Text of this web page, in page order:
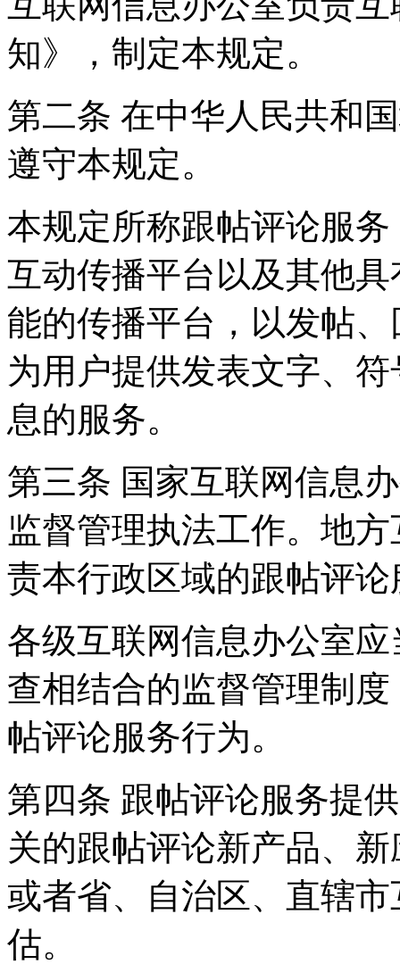
知》，制定本规定。
第二条 在中华人民共和
遵守本规定。
本规定所称跟帖评论服
互动传播平台以及其他
能的传播平台，以发帖
为用户提供发表文字、
息的服务。
第三条 国家互联网信息
监督管理执法工作。地
责本行政区域的跟帖评
各级互联网信息办公室
查相结合的监督管理制
帖评论服务行为。
第四条 跟帖评论服务提
关的跟帖评论新产品、
或者省、自治区、直辖
估。